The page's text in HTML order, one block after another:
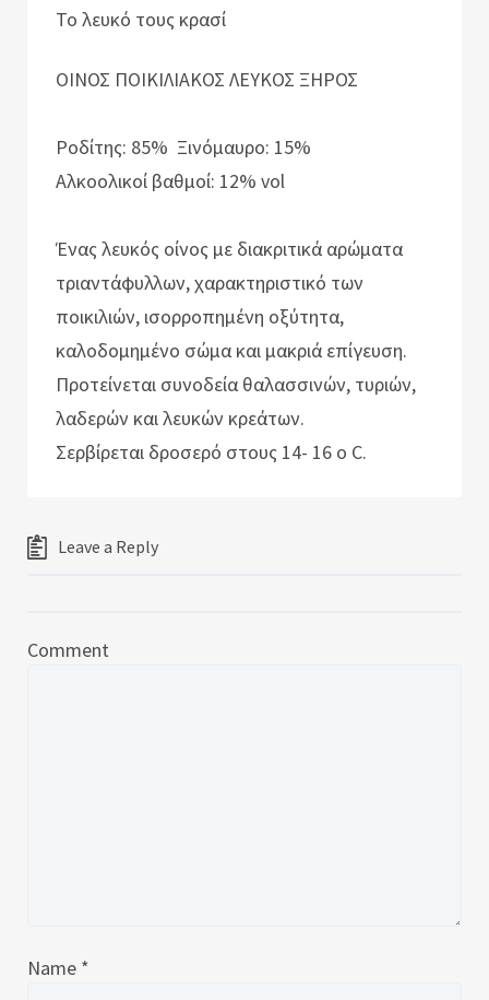
Το λευκό τους κρασί
ΟΙΝΟΣ ΠΟΙΚΙΛΙΑΚΟΣ ΛΕΥΚΟΣ ΞΗΡΟΣ
Ροδίτης: 85% Ξινόμαυρο: 15%
Αλκοολικοί βαθμοί: 12% vol
Ένας λευκός οίνος με διακριτικά αρώματα
τριαντάφυλλων, χαρακτηριστικό των
ποικιλιών, ισορροπημένη οξύτητα,
καλοδομημένο σώμα και μακριά επίγευση.
Προτείνεται συνοδεία θαλασσινών, τυριών,
λαδερών και λευκών κρεάτων.
Σερβίρεται δροσερό στους 14- 16 ο C.
Leave a Reply
Comment
Name *